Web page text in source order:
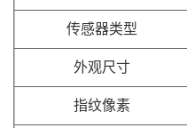
传感器类型
外观尺寸
指纹像素